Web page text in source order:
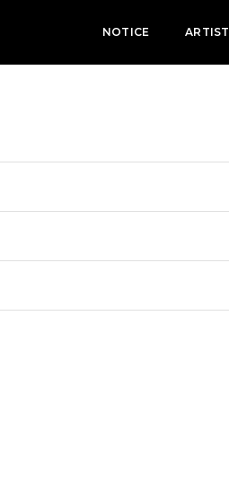
NOTICE ARTIST